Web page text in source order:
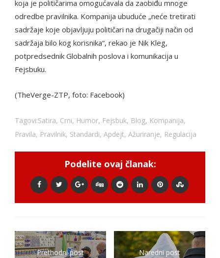
koja je političarima omogućavala da zaobiđu mnoge
odredbe pravilnika. Kompanija ubuduće „neće tretirati
sadržaje koje objavljuju političari na drugačiji način od
sadržaja bilo kog korisnika“, rekao je Nik Kleg,
potpredsednik Globalnih poslova i komunikacija u
Fejsbuku.
(TheVerge-ZTP, foto: Facebook)
Tagovi:Satira, Crni, Humor, Fejsbuk, Blog, Kompanija,
Pravila, Pravilnik, Standardi, Apdejt, Ažuriranje, Regulacija
Podelite ovaj članak:
Prethodni post Naredni post